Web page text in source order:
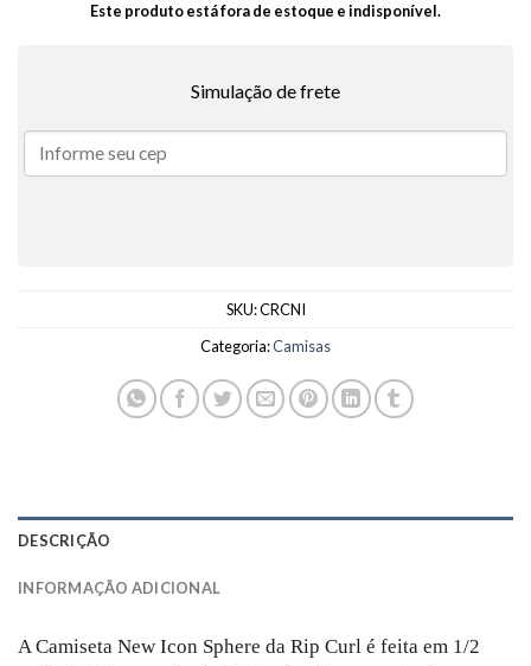
Este produto está fora de estoque e indisponível.
Simulação de frete
SKU:CRCNI
Categoria:Camisas
DESCRIÇÃO
INFORMAÇÃO ADICIONAL
A Camiseta New Icon Sphere da Rip Curl é feita em 1/2